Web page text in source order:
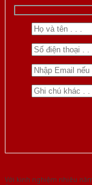
Với kinh nghiệm nhiêu